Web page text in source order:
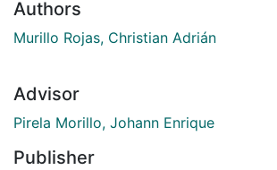
Authors
Murillo Rojas, Christian Adrián
Advisor
Pirela Morillo, Johann Enrique
Publisher